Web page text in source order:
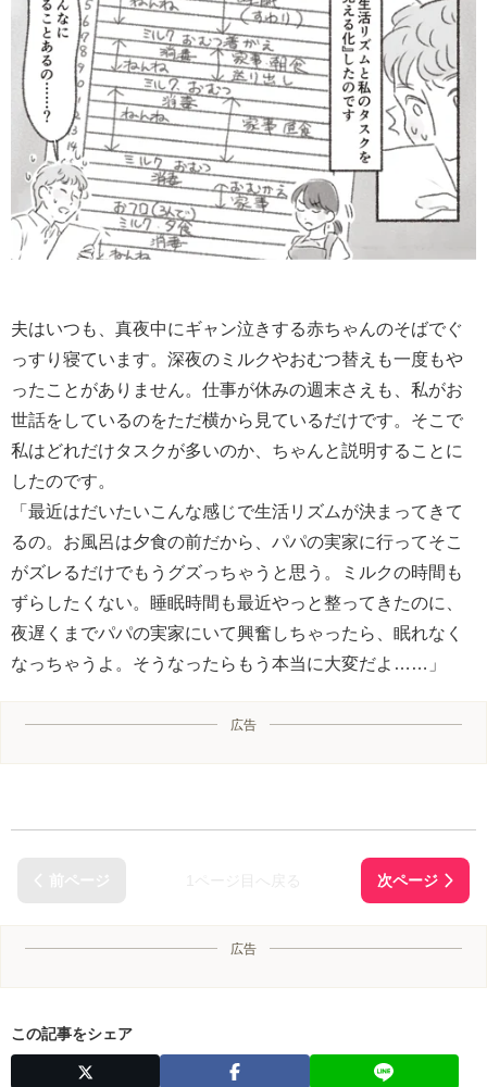
夫はいつも、真夜中にギャン泣きする赤ちゃんのそばでぐ
っすり寝ています。深夜のミルクやおむつ替えも一度もや
ったことがありません。仕事が休みの週末さえも、私がお
世話をしているのをただ横から見ているだけです。そこで
私はどれだけタスクが多いのか、ちゃんと説明することに
したのです。
「最近はだいたいこんな感じで生活リズムが決まってきて
るの。お風呂は夕食の前だから、パパの実家に行ってそこ
がズレるだけでもうグズっちゃうと思う。ミルクの時間も
ずらしたくない。睡眠時間も最近やっと整ってきたのに、
夜遅くまでパパの実家にいて興奮しちゃったら、眠れなく
なっちゃうよ。そうなったらもう本当に大変だよ……」
広告
広告
この記事をシェア